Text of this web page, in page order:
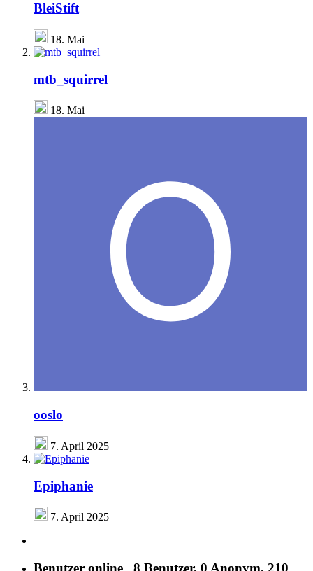
BleiStift
18. Mai
mtb_squirrel
18. Mai
ooslo
7. April 2025
Epiphanie
7. April 2025
Benutzer online 8 Benutzer, 0 Anonym, 210